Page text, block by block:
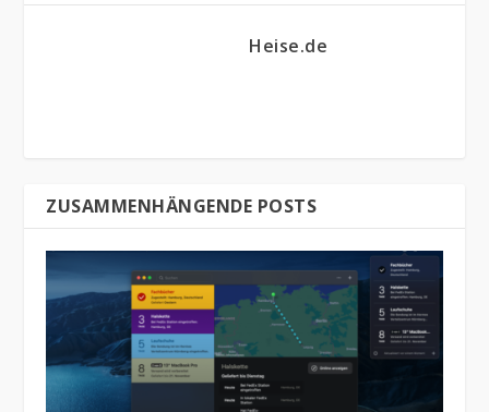
Heise.de
ZUSAMMENHÄNGENDE POSTS